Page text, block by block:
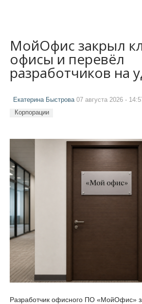
МойОфис закрыл
офисы и перевёл
разработчиков на
Екатерина Быстрова 07 августа 2026 -
Корпорации
Разработчик офисного ПО «МойОфис»